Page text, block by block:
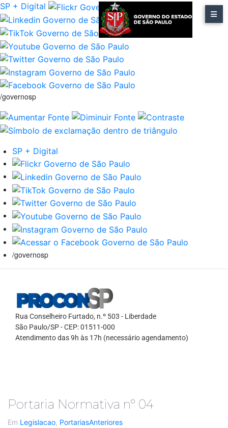
SP + Digital
/governosp
SP + Digital
/governosp
Rua Conselheiro Furtado, n.º 503 - Liberdade
São Paulo/SP - CEP: 01511-000
Atendimento das 9h às 17h (necessário agendamento)
Portaria Normativa nº 04
Em Legislacao, PortariasAnteriores